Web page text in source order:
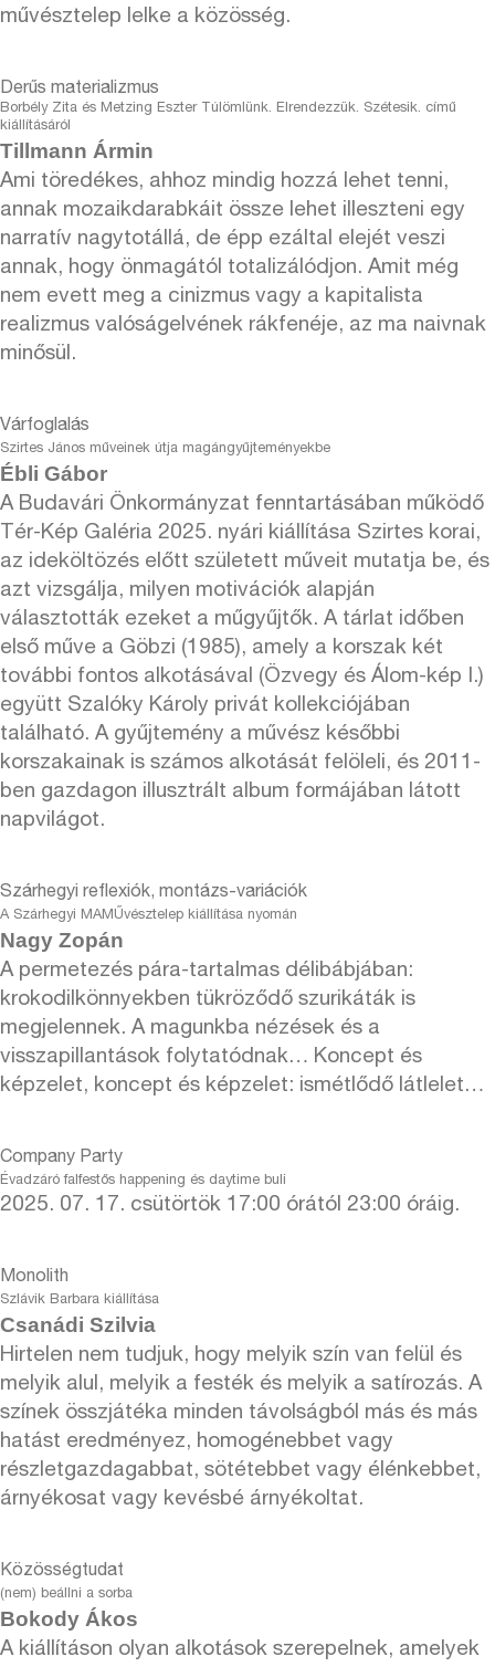
művésztelep lelke a közösség.
Derűs materializmus
Borbély Zita és Metzing Eszter Túlömlünk. Elrendezzük. Szétesik. című
kiállításáról
Tillmann Ármin
Ami töredékes, ahhoz mindig hozzá lehet tenni,
annak mozaikdarabkáit össze lehet illeszteni egy
narratív nagytotállá, de épp ezáltal elejét veszi
annak, hogy önmagától totalizálódjon. Amit még
nem evett meg a cinizmus vagy a kapitalista
realizmus valóságelvének rákfenéje, az ma naivnak
minősül.
Várfoglalás
Szirtes János műveinek útja magángyűjteményekbe
Ébli Gábor
A Budavári Önkormányzat fenntartásában működő
Tér-Kép Galéria 2025. nyári kiállítása Szirtes korai,
az ideköltözés előtt született műveit mutatja be, és
azt vizsgálja, milyen motivációk alapján
választották ezeket a műgyűjtők. A tárlat időben
első műve a Göbzi (1985), amely a korszak két
további fontos alkotásával (Özvegy és Álom-kép I.)
együtt Szalóky Károly privát kollekciójában
található. A gyűjtemény a művész későbbi
korszakainak is számos alkotását felöleli, és 2011-
ben gazdagon illusztrált album formájában látott
napvilágot.
Szárhegyi reflexiók, montázs-variációk
A Szárhegyi MAMŰvésztelep kiállítása nyomán
Nagy Zopán
A permetezés pára-tartalmas délibábjában:
krokodilkönnyekben tükröződő szurikáták is
megjelennek. A magunkba nézések és a
visszapillantások folytatódnak… Koncept és
képzelet, koncept és képzelet: ismétlődő látlelet…
Company Party
Évadzáró falfestős happening és daytime buli
2025. 07. 17. csütörtök 17:00 órától 23:00 óráig.
Monolith
Szlávik Barbara kiállítása
Csanádi Szilvia
Hirtelen nem tudjuk, hogy melyik szín van felül és
melyik alul, melyik a festék és melyik a satírozás. A
színek összjátéka minden távolságból más és más
hatást eredményez, homogénebbet vagy
részletgazdagabbat, sötétebbet vagy élénkebbet,
árnyékosat vagy kevésbé árnyékoltat.
Közösségtudat
(nem) beállni a sorba
Bokody Ákos
A kiállításon olyan alkotások szerepelnek, amelyek